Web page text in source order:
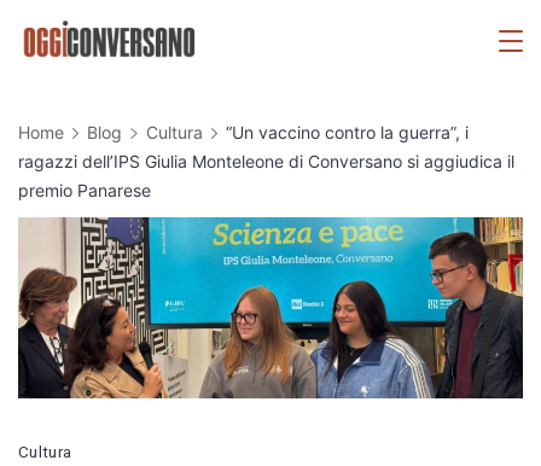
Home Blog Cultura
“Un vaccino contro la guerra”, i
ragazzi dell’IPS Giulia Monteleone di Conversano si aggiudica il
premio Panarese
Cultura